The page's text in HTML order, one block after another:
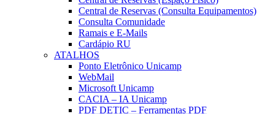
Central de Reservas (Consulta Equipamentos)
Consulta Comunidade
Ramais e E-Mails
Cardápio RU
ATALHOS
Ponto Eletrônico Unicamp
WebMail
Microsoft Unicamp
CACIA – IA Unicamp
PDF DETIC – Ferramentas PDF